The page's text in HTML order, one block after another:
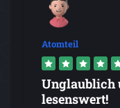
Atomteil
Unglaublich
lesenswert!